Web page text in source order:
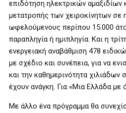
επιδότηση ηλεκτρικών αμαξιδίων
μετατροπής των χειροκίνητων σε
ωφελούμενους περίπου 15.000
παραπληγία ή ημιπληγία. Και η
ενεργειακή αναβάθμιση 478
με σχέδιο και συνέπεια, για να
και την καθημερινότητα
έχουν ανάγκη. Για «Μια Ελλάδα με
Με άλλο ένα πρόγραμμα θα